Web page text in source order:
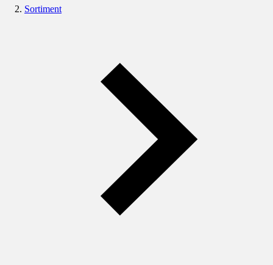
Sortiment